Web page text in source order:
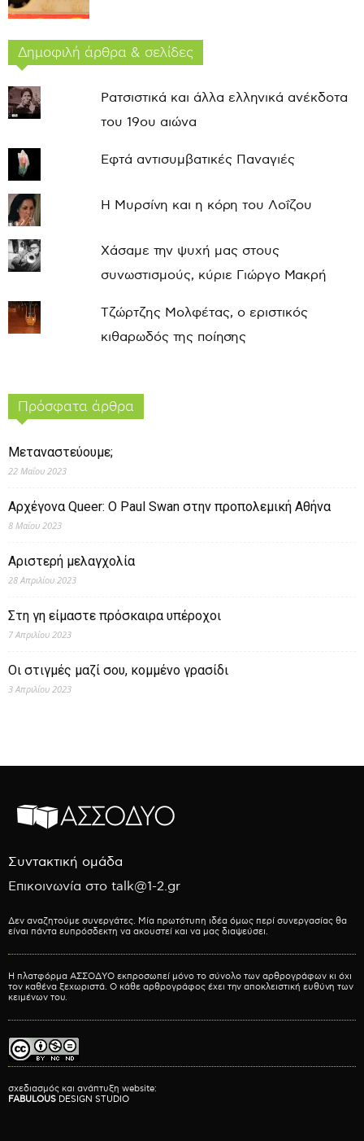
Δημοφιλή άρθρα & σελίδες
Ρατσιστικά και άλλα ελληνικά ανέκδοτα
του 19ου αιώνα
Εφτά αντισυμβατικές Παναγιές
Η Μυρσίνη και η κόρη του Λοΐζου
Χάσαμε την ψυχή μας στους
συνωστισμούς, κύριε Γιώργο Μακρή
Τζώρτζης Μολφέτας, ο εριστικός
κιθαρωδός της ποίησης
Πρόσφατα άρθρα
Μεταναστεύουμε;
22 Μαΐου 2023
Αρχέγονα Queer: O Paul Swan στην προπολεμική Αθήνα
8 Μαΐου 2023
Αριστερή μελαγχολία
28 Απριλίου 2023
Στη γη είμαστε πρόσκαιρα υπέροχοι
7 Απριλίου 2023
Οι στιγμές μαζί σου, κομμένο γρασίδι
3 Απριλίου 2023
Συντακτική ομάδα
Επικοινωνία στο talk@1-2.gr
Δεν αναζητούμε συνεργάτες. Μία πρωτότυπη ιδέα όμως περί συνεργασίας θα
είναι πάντα ευπρόσδεκτη να ακουστεί και να μας διαψεύσει.
Η πλατφόρμα ΑΣΣΟΔΥΟ εκπροσωπεί μόνο το σύνολο των αρθρογράφων κι όχι
τον καθένα ξεχωριστά. Ο κάθε αρθρογράφος έχει την αποκλειστική ευθύνη των
κειμένων του.
σχεδιασμός και ανάπτυξη website:
FABULOUS DESIGN STUDIO